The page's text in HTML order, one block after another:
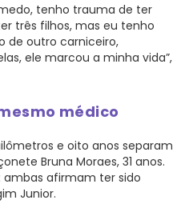
tenho trauma de ter
três filhos, mas eu tenho
de outro carniceiro,
ele marcou a minha vida”,
médico
e oito anos separam
Bruna Moraes, 31 anos.
afirmam ter sido
Junior.